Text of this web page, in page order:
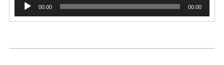
lejátszó00:00 00:00